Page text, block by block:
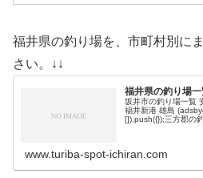
福井県の釣り場を、市町村別に
さい。↓↓
福井県の釣り場
坂井市の釣り場一覧
福井新港 雄島
[]).push({});三方郡の
www.turiba-spot-ichiran.com